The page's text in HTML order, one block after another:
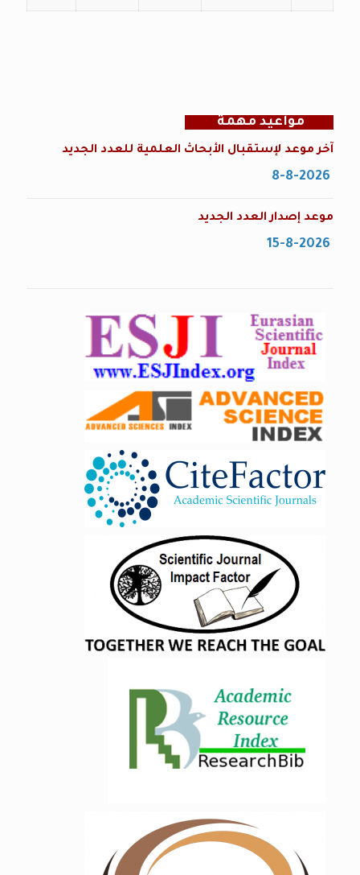
مواعيد مهمة
آخر موعد لإستقبال الأبحاث العلمية للعدد الجديد
موعد إصدار العدد الجديد